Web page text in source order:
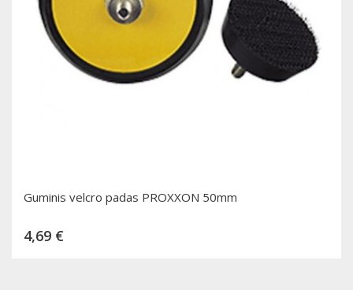
Guminis velcro padas PROXXON 50mm
4,69 €